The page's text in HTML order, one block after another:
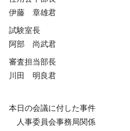
伊藤 章雄君
試験室長
阿部 尚武君
審査担当部長
川田 明良君
本日の会議に付した事件
人事委員会事務局関係